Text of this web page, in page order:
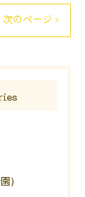
次のページ >
)